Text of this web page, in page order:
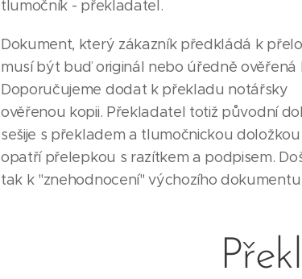
tlumočník - překladatel.
Dokument, který zákazník předkládá k
musí být buď originál nebo úředně ověřená
Doporučujeme dodat k překladu notářsky
ověřenou kopii. Překladatel totiž původní
sešije s překladem a tlumočnickou
opatří přelepkou s razítkem a podpisem.
tak k "znehodnocení" výchozího dokumentu